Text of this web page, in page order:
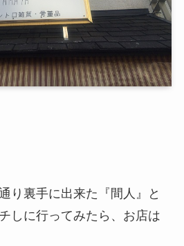
り裏手に出来た『間人』と
しに行ってみたら、お店は